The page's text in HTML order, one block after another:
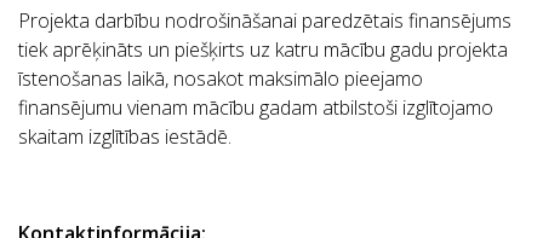
Projekta darbību nodrošināšanai paredzētais finansējums
tiek aprēķināts un piešķirts uz katru mācību gadu projekta
īstenošanas laikā, nosakot maksimālo pieejamo
finansējumu vienam mācību gadam atbilstoši izglītojamo
skaitam izglītības iestādē.